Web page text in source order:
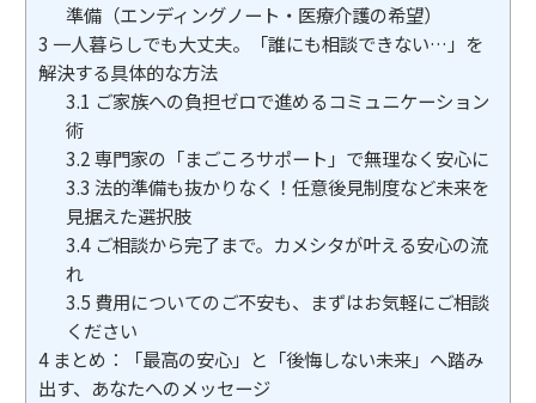
準備（エンディングノート・医療介護の希望）
3 一人暮らしでも大丈夫。「誰にも相談できない…」を
解決する具体的な方法
3.1 ご家族への負担ゼロで進めるコミュニケーション
術
3.2専門家の「まごころサポート」で無理なく安心に
3.3 法的準備も抜かりなく！任意後見制度など未来を
見据えた選択肢
3.4 ご相談から完了まで。カメシタが叶える安心の流
れ
3.5 費用についてのご不安も、まずはお気軽にご相談
ください
4 まとめ：「最高の安心」と「後悔しない未来」へ踏み
出す、あなたへのメッセージ